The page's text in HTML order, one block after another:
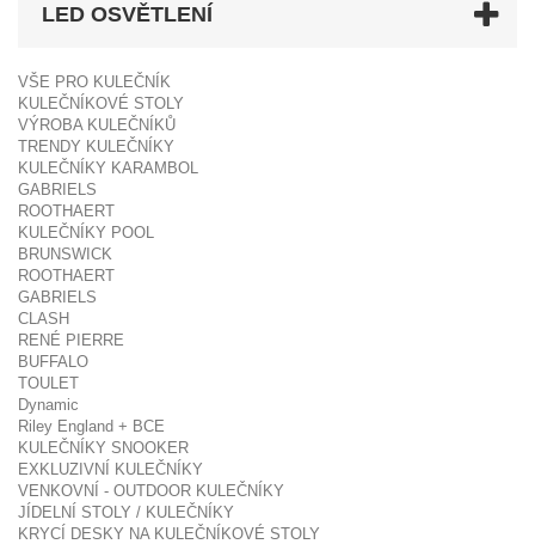
LED OSVĚTLENÍ
VŠE PRO KULEČNÍK
KULEČNÍKOVÉ STOLY
VÝROBA KULEČNÍKŮ
TRENDY KULEČNÍKY
KULEČNÍKY KARAMBOL
GABRIELS
ROOTHAERT
KULEČNÍKY POOL
BRUNSWICK
ROOTHAERT
GABRIELS
CLASH
RENÉ PIERRE
BUFFALO
TOULET
Dynamic
Riley England + BCE
KULEČNÍKY SNOOKER
EXKLUZIVNÍ KULEČNÍKY
VENKOVNÍ - OUTDOOR KULEČNÍKY
JÍDELNÍ STOLY / KULEČNÍKY
KRYCÍ DESKY NA KULEČNÍKOVÉ STOLY